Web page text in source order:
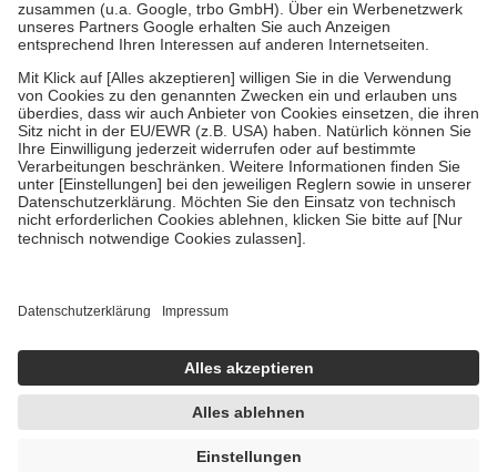
Verordnung.
Um das Engagement der Versicherten für ihre eigene Gesundheit zu
stärken und die besondere Stellung der Familie zu unterstützen,
fallenkeine Zuzahlungenan bei:
• Kindern und Jugendlichen bis zum vollendeten 18. Lebensjahr
mit Ausnahme der Fahrkosten
• Untersuchungen zur Vorsorge und Früherkennung, die von der
GKV getragen werden
• empfohlenen Schutzimpfungen
• Harn- und Blutteststreifen
getroffen, um sicherzustellen, dass es sich um echte Bewertungen
https://help.etrusted.com/hc/de/articles/4419944605341
Einige Bilder und Inhalte wurden unter Zuhilfenahme künstlicher